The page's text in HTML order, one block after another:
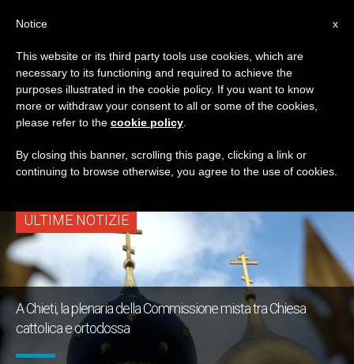
TAG
Posts Tagged
‘ecclesiologia’
ULTIME NOTIZIE
A Chieti, la plenaria della Commissione mista tra Chiesa
cattolica e ortodossa
x
Notice
This website or its third party tools use cookies, which are
necessary to its functioning and required to achieve the
purposes illustrated in the cookie policy. If you want to know
more or withdraw your consent to all or some of the cookies,
please refer to the cookie policy
By closing this banner, scrolling this page, clicking a link or
continuing to browse otherwise, you agree to the use of cookies.